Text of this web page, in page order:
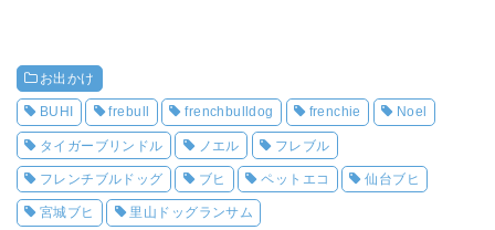
お出かけ
BUHI frebull frenchbulldog frenchie Noel
タイガーブリンドル ノエル フレブル
フレンチブルドッグ ブヒ ペットエコ 仙台ブヒ
宮城ブヒ 里山ドッグランサム